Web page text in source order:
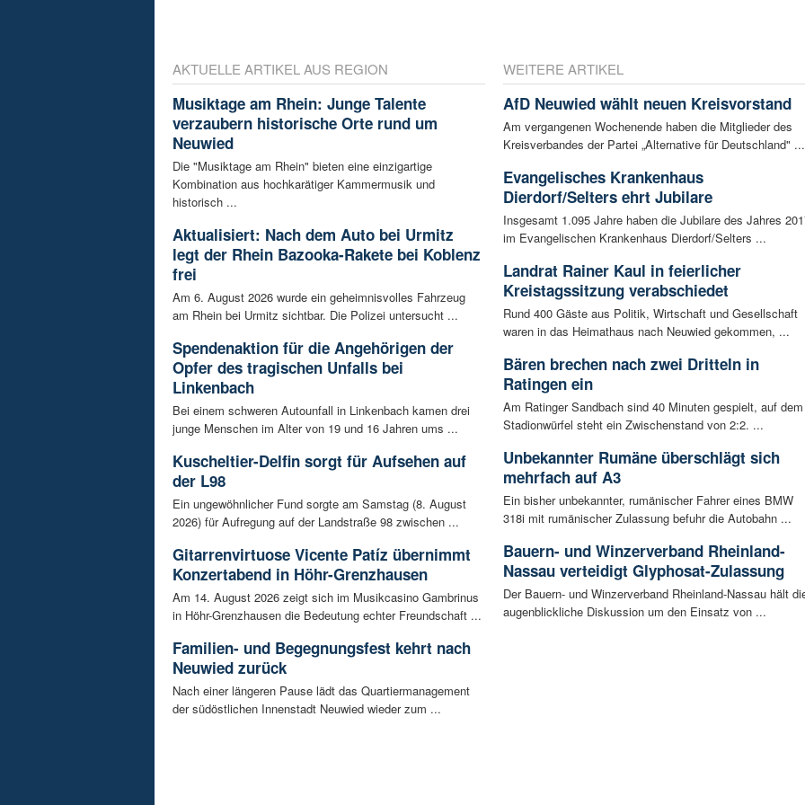
AKTUELLE ARTIKEL AUS REGION
Musiktage am Rhein: Junge Talente
verzaubern historische Orte rund um
Neuwied
Die "Musiktage am Rhein" bieten eine einzigartige
Kombination aus hochkarätiger Kammermusik und
historisch ...
Aktualisiert: Nach dem Auto bei Urmitz
legt der Rhein Bazooka-Rakete bei Koblenz
frei
Am 6. August 2026 wurde ein geheimnisvolles Fahrzeug
am Rhein bei Urmitz sichtbar. Die Polizei untersucht ...
Spendenaktion für die Angehörigen der
Opfer des tragischen Unfalls bei
Linkenbach
Bei einem schweren Autounfall in Linkenbach kamen drei
junge Menschen im Alter von 19 und 16 Jahren ums ...
Kuscheltier-Delfin sorgt für Aufsehen auf
der L98
Ein ungewöhnlicher Fund sorgte am Samstag (8. August
2026) für Aufregung auf der Landstraße 98 zwischen ...
Gitarrenvirtuose Vicente Patíz übernimmt
Konzertabend in Höhr-Grenzhausen
Am 14. August 2026 zeigt sich im Musikcasino Gambrinus
in Höhr-Grenzhausen die Bedeutung echter Freundschaft ...
Familien- und Begegnungsfest kehrt nach
Neuwied zurück
Nach einer längeren Pause lädt das Quartiermanagement
der südöstlichen Innenstadt Neuwied wieder zum ...
WEITERE ARTIKEL
AfD Neuwied wählt neuen Kreisvorstand
Am vergangenen Wochenende haben die Mitglieder des
Kreisverbandes der Partei „Alternative für Deutschland" ...
Evangelisches Krankenhaus
Dierdorf/Selters ehrt Jubilare
Insgesamt 1.095 Jahre haben die Jubilare des Jahres
im Evangelischen Krankenhaus Dierdorf/Selters ...
Landrat Rainer Kaul in feierlicher
Kreistagssitzung verabschiedet
Rund 400 Gäste aus Politik, Wirtschaft und Gesellschaft
waren in das Heimathaus nach Neuwied gekommen, ...
Bären brechen nach zwei Dritteln in
Ratingen ein
Am Ratinger Sandbach sind 40 Minuten gespielt, auf dem
Stadionwürfel steht ein Zwischenstand von 2:2. ...
Unbekannter Rumäne überschlägt sich
mehrfach auf A3
Ein bisher unbekannter, rumänischer Fahrer eines BMW
318i mit rumänischer Zulassung befuhr die Autobahn ...
Bauern- und Winzerverband Rheinland-
Nassau verteidigt Glyphosat-Zulassung
Der Bauern- und Winzerverband Rheinland-Nassau hält
augenblickliche Diskussion um den Einsatz von ...